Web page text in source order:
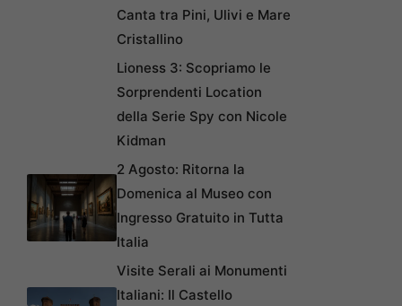
Canta tra Pini, Ulivi e Mare
Cristallino
Lioness 3: Scopriamo le
Sorprendenti Location
della Serie Spy con Nicole
Kidman
2 Agosto: Ritorna la
Domenica al Museo con
Ingresso Gratuito in Tutta
Italia
Visite Serali ai Monumenti
Italiani: Il Castello